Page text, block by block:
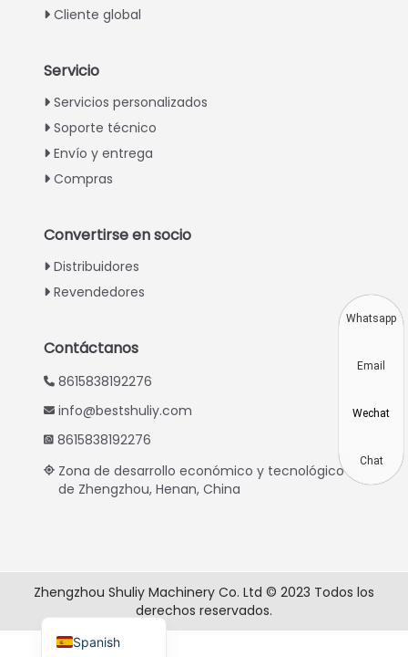
Cliente global
Servicio
Servicios personalizados
Soporte técnico
Envío y entrega
Compras
Convertirse en socio
Distribuidores
Revendedores
Contáctanos
8615838192276
info@bestshuliy.com
8615838192276
Zona de desarrollo económico y tecnológico
de Zhengzhou, Henan, China
Zhengzhou Shuliy Machinery Co. Ltd © 2023 Todos los
derechos reservados.
Spanish
Portuguese
Chinese
Japanese
Swahili
Urdu
Greek
Italian
Whatsapp
Email
Wechat
Chat